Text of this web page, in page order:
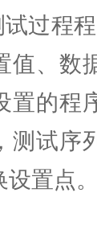
试过程
值、数
置的程
测试序
置点。